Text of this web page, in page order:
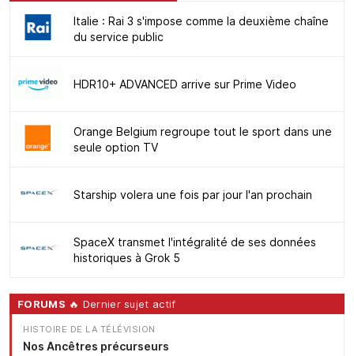
Italie : Rai 3 s'impose comme la deuxième chaîne
du service public
HDR10+ ADVANCED arrive sur Prime Video
Orange Belgium regroupe tout le sport dans une
seule option TV
Starship volera une fois par jour l'an prochain
SpaceX transmet l'intégralité de ses données
historiques à Grok 5
FORUMS 🔥 Dernier sujet actif
HISTOIRE DE LA TÉLÉVISION
Nos Ancêtres précurseurs